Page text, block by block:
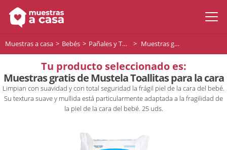
Muestras a casa Bebés Pañales y Toallitas para bebés Muestras gratis de Mustela Toallitas para la cara
Tu producto seleccionado es:
Muestras gratis de Mustela Toallitas para la cara
Limpian con suavidad y con total seguridad la frágil piel de la cara del bebé.
Su textura suave y mullida está particularmente adaptada a la fragilidad de
la piel de la cara del bebé. 25 uds.